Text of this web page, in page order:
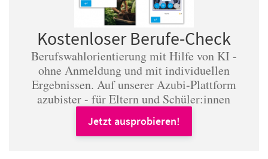
Kostenloser Berufe-Check
Berufswahlorientierung mit Hilfe von KI -
ohne Anmeldung und mit individuellen
Ergebnissen. Auf unserer Azubi-Plattform
azubister - für Eltern und Schüler:innen
Jetzt ausprobieren!